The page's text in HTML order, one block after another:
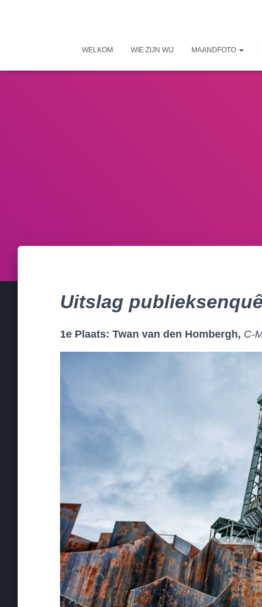
WELKOM WIE ZIJN WIJ MAANDFOTO
Uitslag
1e Plaats: Twan van den Hombergh, C-